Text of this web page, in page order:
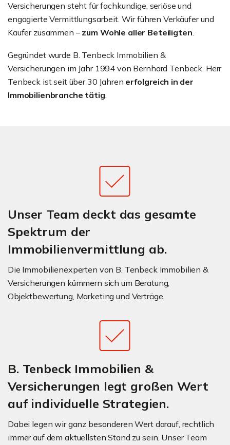
Versicherungen steht für fachkundige, seriöse und
engagierte Vermittlungsarbeit. Wir führen Verkäufer und
Käufer zusammen – zum Wohle aller Beteiligten.
Gegründet wurde B. Tenbeck Immobilien &
Versicherungen im Jahr 1994 von Bernhard Tenbeck. Herr
Tenbeck ist seit über 30 Jahren erfolgreich in der
Immobilienbranche tätig.
Unser Team deckt das gesamte
Spektrum der
Immobilienvermittlung ab.
Die Immobilienexperten von B. Tenbeck Immobilien &
Versicherungen kümmern sich um Beratung,
Objektbewertung, Marketing und Verträge.
B. Tenbeck Immobilien &
Versicherungen legt großen Wert
auf individuelle Strategien.
Dabei legen wir ganz besonderen Wert darauf, rechtlich
immer auf dem aktuellsten Stand zu sein. Unser Team